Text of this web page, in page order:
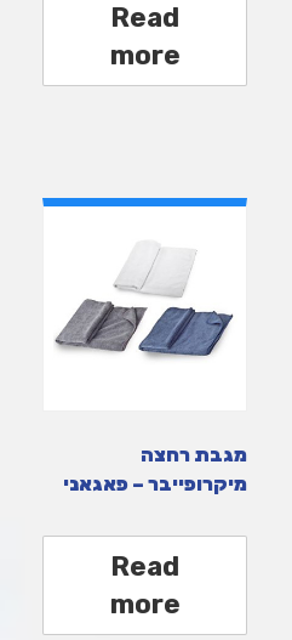
Read
more
מגבת רחצה
מיקרופייבר – פאגאני
Read
more